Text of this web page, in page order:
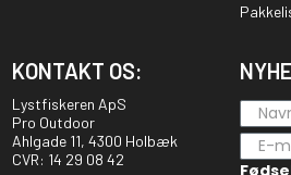
KONTAKT OS:
Lystfiskeren ApS
Pro Outdoor
Ahlgade 11, 4300 Holbæk
CVR: 14 29 08 42